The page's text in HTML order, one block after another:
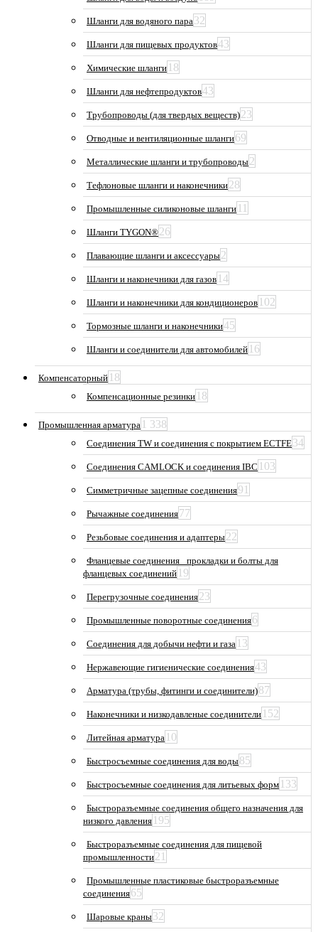
Шланги для водяного пара 32
Шланги для пищевых продуктов43
Химические шланги 18
Шланги для нефтепродуктов43
Трубопроводы (для твердых веществ)23
Отводные и вентиляционные шланги69
Металлические шланги и трубопроводы2
Тефлоновые шланги и наконечники28
Промышленные силиконовые шланги 11
Шланги TYGON®26
Плавающие шланги и аксессуары2
Шланги и наконечники для газов 14
Шланги и наконечники для кондиционеров 102
Тормозные шланги и наконечники45
Шланги и соединители для автомобилей 16
Компенсаторный 18
Компенсационные резинки 18
Промышленная арматура 1 338
Соединения TW и соединения с покрытием ECTFE34
Соединения CAMLOCK и соединения IBC 103
Симметричные зацепные соединения91
Рычажные соединения77
Резьбовые соединения и адаптеры22
Фланцевые соединения_ прокладки и болты для
фланцевых соединений 19
Перегрузочные соединения23
Промышленные поворотные соединения6
Соединения для добычи нефти и газа 13
Нержавеющие гигиенические соединения43
Арматура (трубы, фитинги и соединители)87
Наконечники и низкодавленые соединители 152
Литейная арматура 10
Быстросъемные соединения для воды85
Быстросъемные соединения для литьевых форм 133
Быстроразъемные соединения общего назначения для
низкого давления 195
Быстроразъемные соединения для пищевой
промышленности21
Промышленные пластиковые быстроразъемные
соединения65
Шаровые краны32